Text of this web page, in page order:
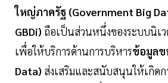
ใหญ่ภาครัฐ (Government Big
GBDi) ถือเป็นส่วนหนึ่งของระบบนิเ
เพื่อให้บริการด้านการบริหารข้อมูลข
Data) ส่งเสริมและสนับสนุนให้เกิด